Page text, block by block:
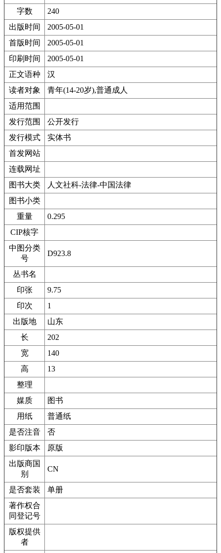
字数
240
出版时间
2005-05-01
首版时间
2005-05-01
印刷时间
2005-05-01
正文语种
汉
读者对象
青年(14-20岁),普通成人
适用范围
发行范围
公开发行
发行模式
实体书
首发网站
连载网址
图书大类
人文社科-法律-中国法律
图书小类
重量
0.295
CIP核字
中图分类
号
D923.8
丛书名
印张
9.75
印次
1
出版地
山东
长
202
宽
140
高
13
整理
媒质
图书
用纸
普通纸
是否注音
否
影印版本
原版
出版商国
别
CN
是否套装
单册
著作权合
同登记号
版权提供
者